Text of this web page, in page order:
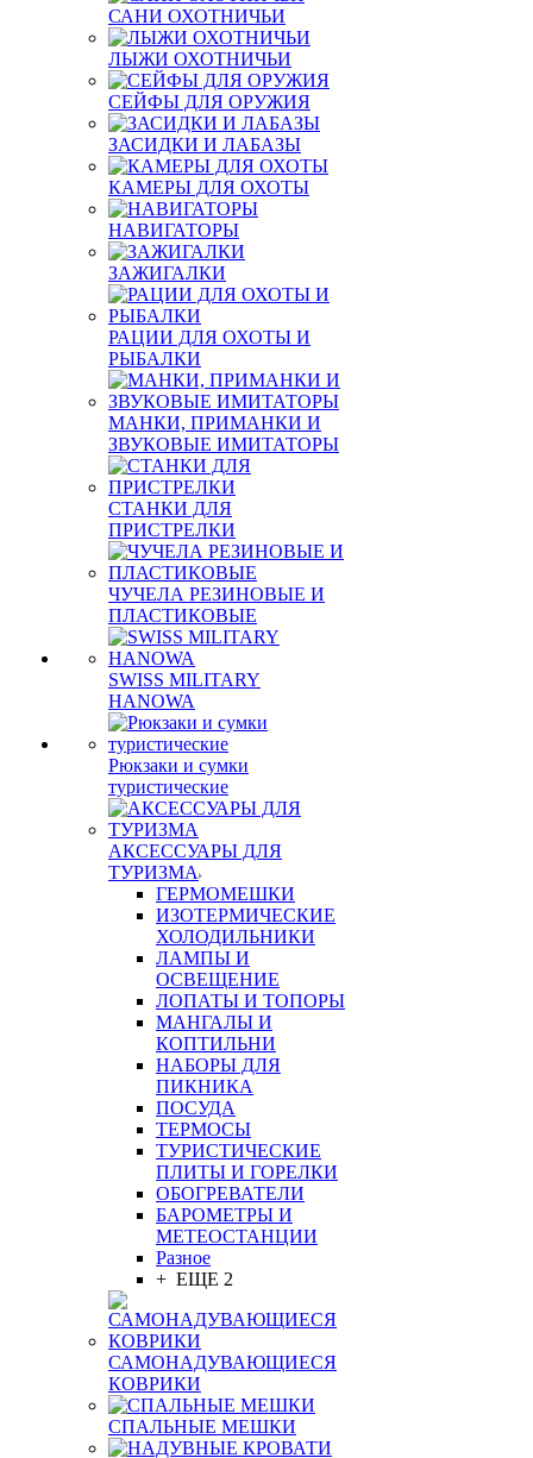
САНИ ОХОТНИЧЬИ
ЛЫЖИ ОХОТНИЧЬИ
СЕЙФЫ ДЛЯ ОРУЖИЯ
ЗАСИДКИ И ЛАБАЗЫ
КАМЕРЫ ДЛЯ ОХОТЫ
НАВИГАТОРЫ
ЗАЖИГАЛКИ
РАЦИИ ДЛЯ ОХОТЫ И
РЫБАЛКИ
МАНКИ, ПРИМАНКИ И
ЗВУКОВЫЕ ИМИТАТОРЫ
СТАНКИ ДЛЯ
ПРИСТРЕЛКИ
ЧУЧЕЛА РЕЗИНОВЫЕ И
ПЛАСТИКОВЫЕ
SWISS MILITARY
HANOWA
Рюкзаки и сумки
туристические
АКСЕССУАРЫ ДЛЯ
ТУРИЗМА
ГЕРМОМЕШКИ
ИЗОТЕРМИЧЕСКИЕ
ХОЛОДИЛЬНИКИ
ЛАМПЫ И
ОСВЕЩЕНИЕ
ЛОПАТЫ И ТОПОРЫ
МАНГАЛЫ И
КОПТИЛЬНИ
НАБОРЫ ДЛЯ
ПИКНИКА
ПОСУДА
ТЕРМОСЫ
ТУРИСТИЧЕСКИЕ
ПЛИТЫ И ГОРЕЛКИ
ОБОГРЕВАТЕЛИ
БАРОМЕТРЫ И
МЕТЕОСТАНЦИИ
Разное
+ ЕЩЕ 2
САМОНАДУВАЮЩИЕСЯ
КОВРИКИ
СПАЛЬНЫЕ МЕШКИ